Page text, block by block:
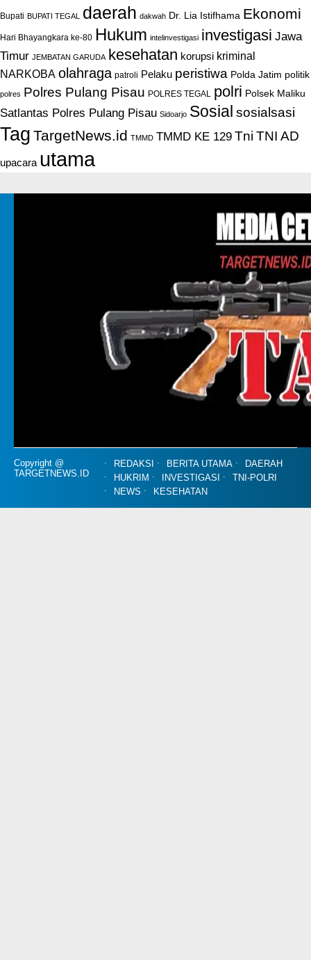
Bupati BUPATI TEGAL daerah dakwah Dr. Lia Istifhama Ekonomi
Hari Bhayangkara ke-80 Hukum intelinvestigasi investigasi Jawa
Timur JEMBATAN GARUDA kesehatan korupsi kriminal
NARKOBA olahraga patroli Pelaku peristiwa Polda Jatim politik
polres Polres Pulang Pisau POLRES TEGAL polri Polsek Maliku
Satlantas Polres Pulang Pisau Sidoarjo Sosial sosialsasi
Tag TargetNews.id TMMD TMMD KE 129 Tni TNI AD
upacara utama
Copyright @
TARGETNEWS.ID
REDAKSI BERITA UTAMA
DAERAH
HUKRIM
INVESTIGASI
TNI-POLRI
NEWS
KESEHATAN